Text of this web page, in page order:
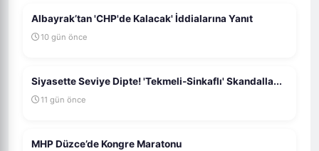
Albayrak’tan 'CHP'de Kalacak' İddialarına Yanıt
10 gün önce
Siyasette Seviye Dipte! 'Tekmeli-Sinkaflı' Skandalla...
11 gün önce
MHP Düzce’de Kongre Maratonu